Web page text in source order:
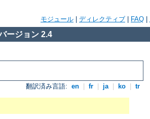
モジュール ディレクティブ FAQ
ージョン 2.4
翻訳済み言語: en fr ja ko tr